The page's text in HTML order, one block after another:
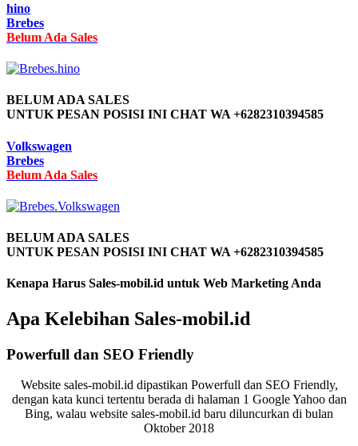
hino
Brebes
Belum Ada Sales
BELUM ADA SALES
UNTUK PESAN POSISI INI CHAT WA +6282310394585
Volkswagen
Brebes
Belum Ada Sales
BELUM ADA SALES
UNTUK PESAN POSISI INI CHAT WA +6282310394585
Kenapa Harus Sales-mobil.id untuk Web Marketing Anda
Apa Kelebihan Sales-mobil.id
Powerfull dan SEO Friendly
Website sales-mobil.id dipastikan Powerfull dan SEO Friendly,
dengan kata kunci tertentu berada di halaman 1 Google Yahoo dan
Bing, walau website sales-mobil.id baru diluncurkan di bulan
Oktober 2018